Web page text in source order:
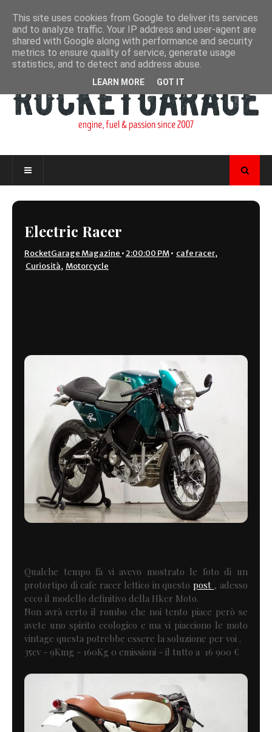
Electric Racer
RocketGarage Magazine •2:00:00 PM• cafe racer,
Curiosità, Motorcycle
Qualche tempo fà vi avevo mostrato le foto di un
protortipo di cafe racer lettico in questo post , adesso
ecco il modello definitivo della Hker Moto.
Non avrà certo il rombo che noi tento piace però se
avete uno spirito ecologico e ma vi piacciono le moto
vintage questa potrebbe essere la soluzione per voi .
35cv - 9Kmg - 160Kg 0 emissioni - il tutto a 16 900 €
This site uses cookies from Google to deliver its services
and to analyze traffic. Your IP address and user-agent are
shared with Google along with performance and security
metrics to ensure quality of service, generate usage
statistics, and to detect and address abuse.
LEARN MORE GOT IT